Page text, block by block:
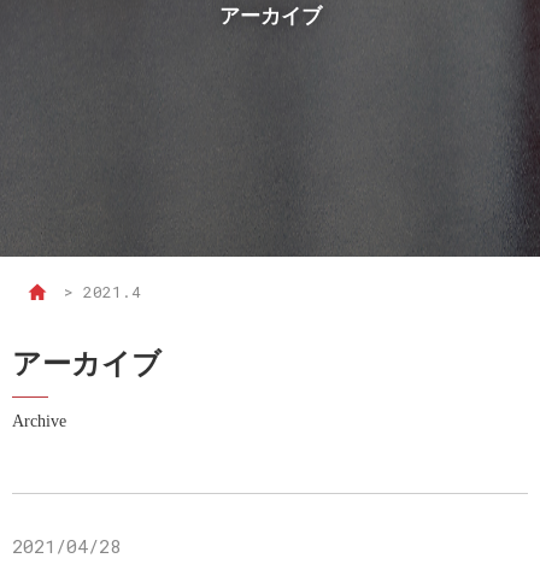
アーカイブ
> 2021.4
アーカイブ
Archive
2021/04/28